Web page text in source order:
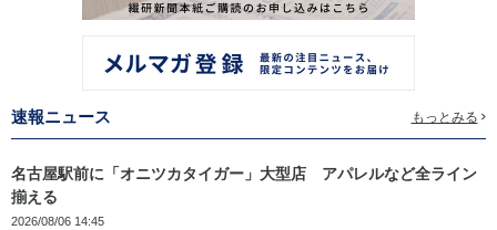
速報ニュース もっとみる
名古屋駅前に「オニツカタイガー」大型店 アパレルなど全ライン
揃える
2026/08/06 14:45